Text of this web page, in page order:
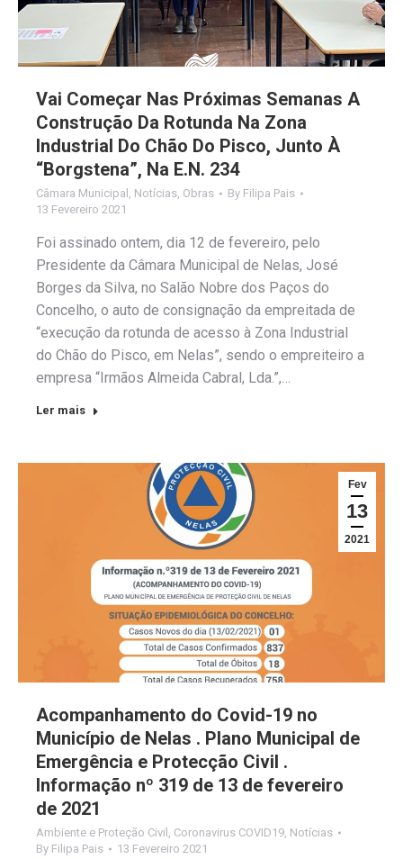
Vai Começar Nas Próximas Semanas A
Construção Da Rotunda Na Zona
Industrial Do Chão Do Pisco, Junto À
“Borgstena”, Na E.N. 234
Câmara Municipal Notícias Obras By Filipa Pais
13 Fevereiro 2021
Foi assinado ontem, dia 12 de fevereiro, pelo
Presidente da Câmara Municipal de Nelas, José
Borges da Silva, no Salão Nobre dos Paços do
Concelho, o auto de consignação da empreitada de
“execução da rotunda de acesso à Zona Industrial
do Chão do Pisco, em Nelas”, sendo o empreiteiro a
empresa “Irmãos Almeida Cabral, Lda.”,…
Ler mais
Fev
13
2021
Acompanhamento do Covid-19 no
Município de Nelas . Plano Municipal de
Emergência e Protecção Civil .
Informação nº 319 de 13 de fevereiro
de 2021
Ambiente e Proteção Civil , Coronavirus COVID19, Notícias
By Filipa Pais 13 Fevereiro 2021